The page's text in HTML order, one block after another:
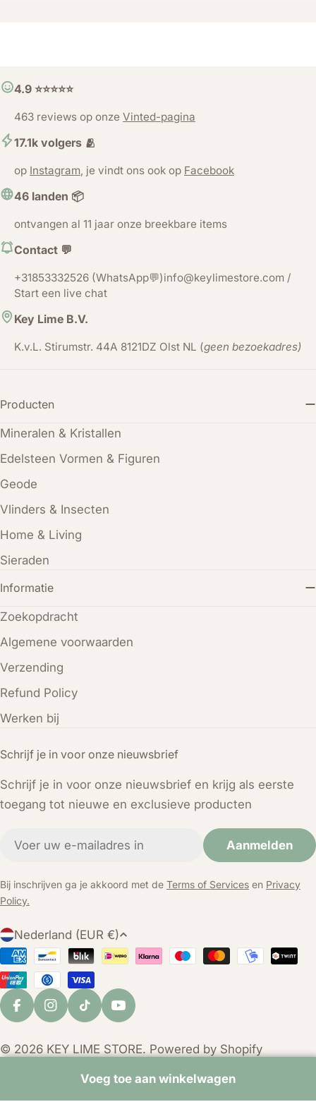
4.9 ⭐️⭐️⭐️⭐️⭐️
463 reviews op onze Vinted-pagina
17.1k volgers 🫂
op Instagram, je vindt ons ook op Facebook
46 landen 📦
ontvangen al 11 jaar onze breekbare items
Contact 💬
+31853332526 (WhatsApp💬)info@keylimestore.com /
Start een live chat
Key Lime B.V.
K.v.L. Stirumstr. 44A 8121DZ Olst NL (geen bezoekadres)
Schrijf je in voor onze nieuwsbrief
Schrijf je in voor onze nieuwsbrief en krijg als eerste
toegang tot nieuwe en exclusieve producten
Aanmelden
Bij inschrijven ga je akkoord met de Terms of Services en Privacy
Policy.
Producten
Mineralen & Kristallen
Edelsteen Vormen & Figuren
Geode
Vlinders & Insecten
Home & Living
Sieraden
Informatie
Zoekopdracht
Algemene voorwaarden
Verzending
Refund Policy
Werken bij
L
a
n
d
/
e
g
o
Nederland (EUR €)
Betaalmethoden
FacebookInstagram
TikTokYouTube
© 2026 KEY LIME STORE. Powered by Shopify
Voeg toe aan winkelwagen